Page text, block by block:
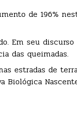
de 196%
Em seu
das queimadas.
estradas de
Biológica